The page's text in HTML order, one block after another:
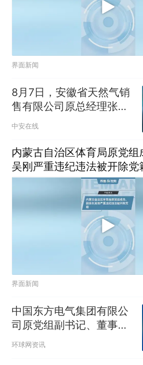
界面新闻
8月7日，安徽省天然气销
售有限公司原总经理张玲
接受纪律审查和监察调查
中安在线
内蒙古自治区体育局原党组
吴刚严重违纪违法被开除党
界面新闻
中国东方电气集团有限公
司原党组副书记、董事宋
致远接受中央纪委国家监
环球网资讯